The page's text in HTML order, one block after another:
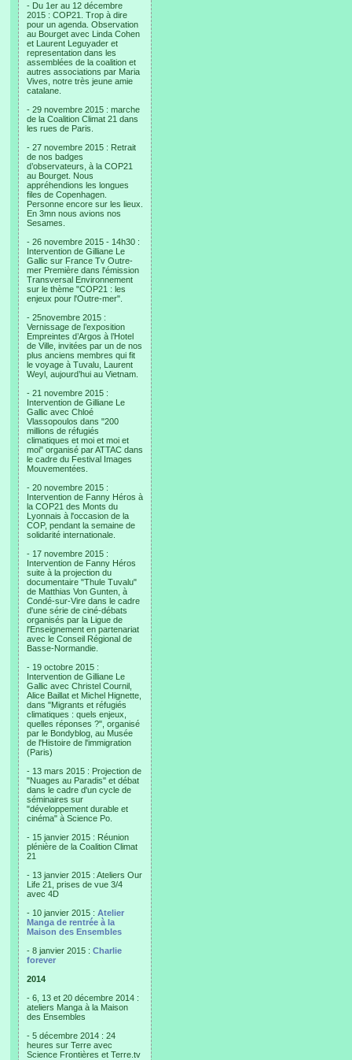
- Du 1er au 12 décembre
2015 : COP21. Trop à dire
pour un agenda. Observation
au Bourget avec Linda Cohen
et Laurent Leguyader et
representation dans les
assemblées de la coalition et
autres associations par Maria
Vives, notre très jeune amie
catalane.
- 29 novembre 2015 : marche
de la Coalition Climat 21 dans
les rues de Paris.
- 27 novembre 2015 : Retrait
de nos badges
d’observateurs, à la COP21
au Bourget. Nous
appréhendions les longues
files de Copenhagen.
Personne encore sur les lieux.
En 3mn nous avions nos
Sesames.
- 26 novembre 2015 - 14h30 :
Intervention de Gilliane Le
Gallic sur France Tv Outre-
mer Première dans l'émission
Transversal Environnement
sur le thème "COP21 : les
enjeux pour l'Outre-mer".
- 25novembre 2015 :
Vernissage de l’exposition
Empreintes d’Argos à l’Hotel
de Ville, invitées par un de nos
plus anciens membres qui fit
le voyage à Tuvalu, Laurent
Weyl, aujourd’hui au Vietnam.
- 21 novembre 2015 :
Intervention de Gilliane Le
Gallic avec Chloé
Vlassopoulos dans "200
millions de réfugiés
climatiques et moi et moi et
moi" organisé par ATTAC dans
le cadre du Festival Images
Mouvementées.
- 20 novembre 2015 :
Intervention de Fanny Héros à
la COP21 des Monts du
Lyonnais à l'occasion de la
COP, pendant la semaine de
solidarité internationale.
- 17 novembre 2015 :
Intervention de Fanny Héros
suite à la projection du
documentaire "Thule Tuvalu"
de Matthias Von Gunten, à
Condé-sur-Vire dans le cadre
d'une série de ciné-débats
organisés par la Ligue de
l'Enseignement en partenariat
avec le Conseil Régional de
Basse-Normandie.
- 19 octobre 2015 :
Intervention de Gilliane Le
Gallic avec Christel Cournil,
Alice Baillat et Michel Hignette,
dans "Migrants et réfugiés
climatiques : quels enjeux,
quelles réponses ?", organisé
par le Bondyblog, au Musée
de l'Histoire de l'immigration
(Paris)
- 13 mars 2015 : Projection de
"Nuages au Paradis" et débat
dans le cadre d'un cycle de
séminaires sur
"développement durable et
cinéma" à Science Po.
- 15 janvier 2015 : Réunion
plénière de la Coalition Climat
21
- 13 janvier 2015 : Ateliers Our
Life 21, prises de vue 3/4
avec 4D
- 10 janvier 2015 : Atelier
Manga de rentrée à la
Maison des Ensembles
- 8 janvier 2015 : Charlie
forever
2014
- 6, 13 et 20 décembre 2014 :
ateliers Manga à la Maison
des Ensembles
- 5 décembre 2014 : 24
heures sur Terre avec
Science Frontières et Terre.tv